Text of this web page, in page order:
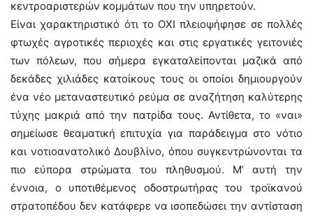
κεντροαριστερών κομμάτων που την υπηρετούν.
Είναι χαρακτηριστικό ότι το ΟΧΙ πλειοψήφησε σε πολλές
φτωχές αγροτικές περιοχές και στις εργατικές γειτονιές
των πόλεων, που σήμερα εγκαταλείπονται μαζικά από
δεκάδες χιλιάδες κατοίκους τους οι οποίοι δημιουργούν
ένα νέο μεταναστευτικό ρεύμα σε αναζήτηση καλύτερης
τύχης μακριά από την πατρίδα τους. Αντίθετα, το «ναι»
σημείωσε θεαματική επιτυχία για παράδειγμα στο νότιο
και νοτιοανατολικό Δουβλίνο, όπου συγκεντρώνονται τα
πιο εύπορα στρώματα του πληθυσμού. Μ’ αυτή την
έννοια, ο υποτιθέμενος οδοστρωτήρας του τροϊκανού
στρατοπέδου δεν κατάφερε να ισοπεδώσει την αντίσταση